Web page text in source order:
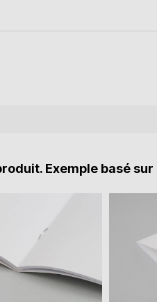
Exemple basé